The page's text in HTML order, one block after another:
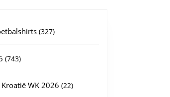
327327
743743
Kroatië WK 2026 2222